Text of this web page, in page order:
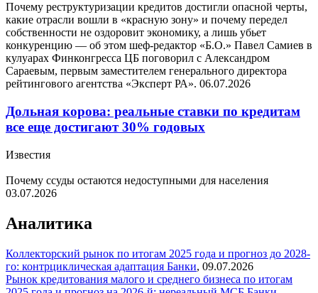
Почему реструктуризации кредитов достигли опасной черты,
какие отрасли вошли в «красную зону» и почему передел
собственности не оздоровит экономику, а лишь убьет
конкуренцию — об этом шеф-редактор «Б.О.» Павел Самиев в
кулуарах Финконгресса ЦБ поговорил с Александром
Сараевым, первым заместителем генерального директора
рейтингового агентства «Эксперт РА». 06.07.2026
Дольная корова: реальные ставки по кредитам
все еще достигают 30% годовых
Известия
Почему ссуды остаются недоступными для населения
03.07.2026
Аналитика
Коллекторский рынок по итогам 2025 года и прогноз до 2028-
го: контрциклическая адаптация Банки, 09.07.2026
Рынок кредитования малого и среднего бизнеса по итогам